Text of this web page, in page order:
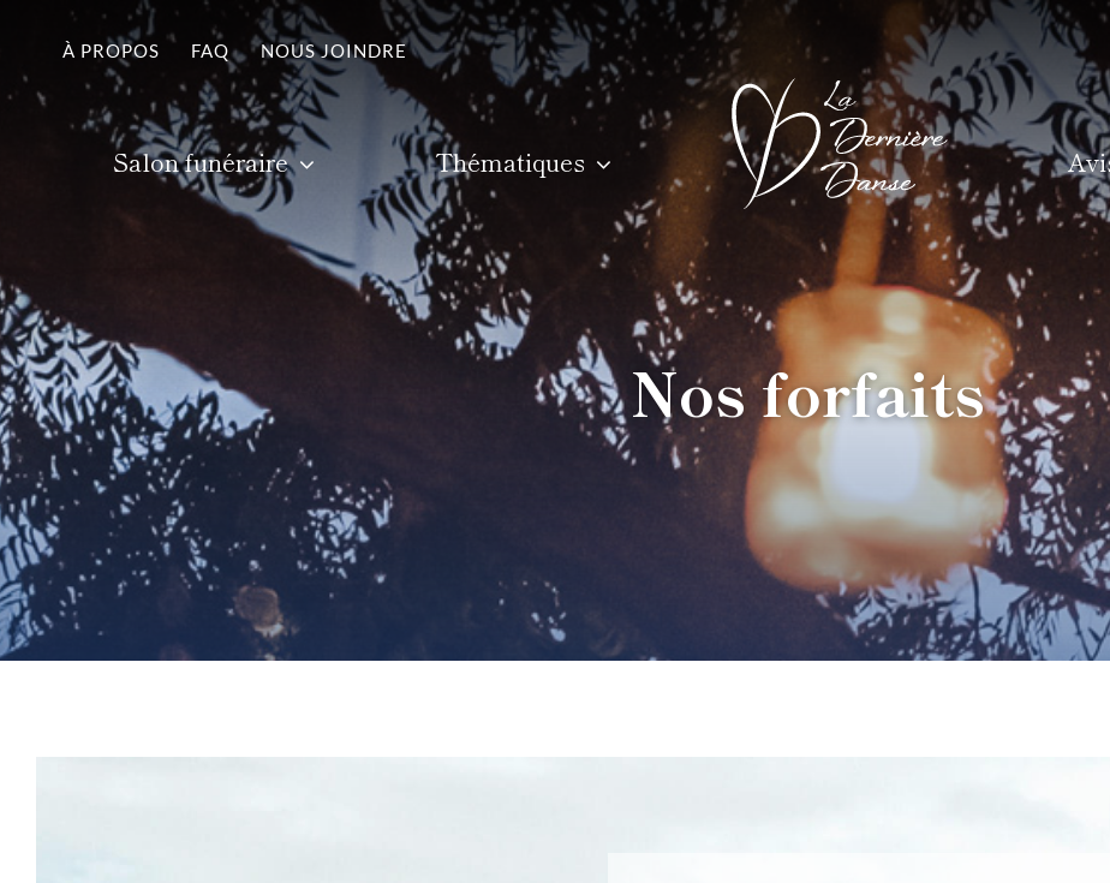
contenu
À PROPOS FAQ NOUS JOINDRE
Salon funéraire Thématiques
Nos forfaits